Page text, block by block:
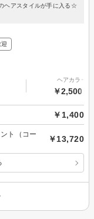
ヘアスタイルが手に入る☆
ヘアカラー
￥2,500～
￥1,400
ト（コー
￥13,720